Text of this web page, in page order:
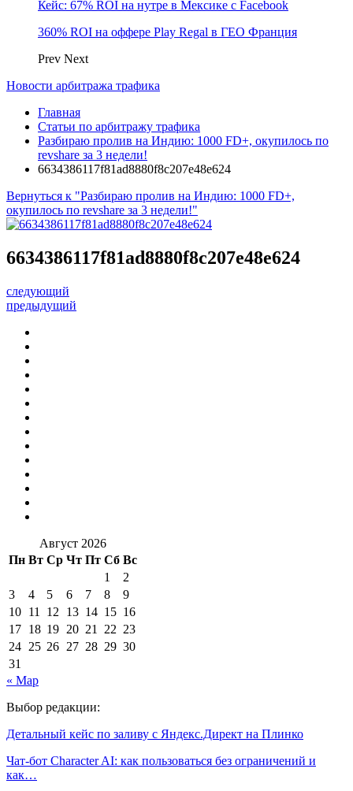
Кейс: 67% ROI на нутре в Мексике с Facebook
360% ROI на оффере Play Regal в ГЕО Франция
Prev Next
Новости арбитража трафика
Главная
Статьи по арбитражу трафика
Разбираю пролив на Индию: 1000 FD+, окупилось по
revshare за 3 недели!
6634386117f81ad8880f8c207e48e624
Вернуться к "Разбираю пролив на Индию: 1000 FD+,
окупилось по revshare за 3 недели!"
6634386117f81ad8880f8c207e48e624
следующий
предыдущий
Август 2026
Пн Вт Ср Чт Пт Сб Вс
1
2
3
4 5 6 7 8
9
10 11 12 13 14 15 16
17 18 19 20 21 22 23
24 25 26 27 28 29 30
31
« Мар
Выбор редакции:
Детальный кейс по заливу с Яндекс.Директ на Плинко
Чат-бот Character AI: как пользоваться без ограничений и
как…